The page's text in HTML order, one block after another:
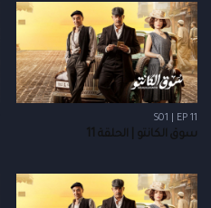
S01 | EP 11
سوق الكانتو | الحلقة 11